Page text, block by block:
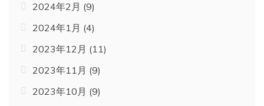
2024年2月 (9)
2024年1月 (4)
2023年12月 (11)
2023年11月 (9)
2023年10月 (9)